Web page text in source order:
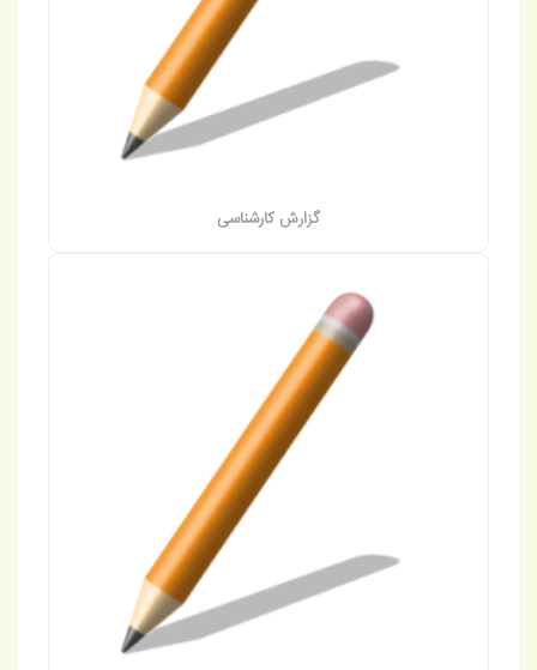
گزارش کارشناسی